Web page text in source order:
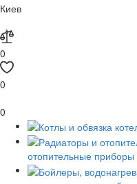
Киев
0
0
0
отопительные приборы